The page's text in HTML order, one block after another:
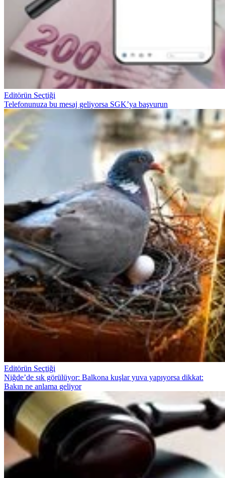
Editörün Seçtiği
Telefonunuza bu mesaj geliyorsa SGK’ya başvurun
Editörün Seçtiği
Niğde’de sık görülüyor: Balkona kuşlar yuva yapıyorsa dikkat:
Bakın ne anlama geliyor